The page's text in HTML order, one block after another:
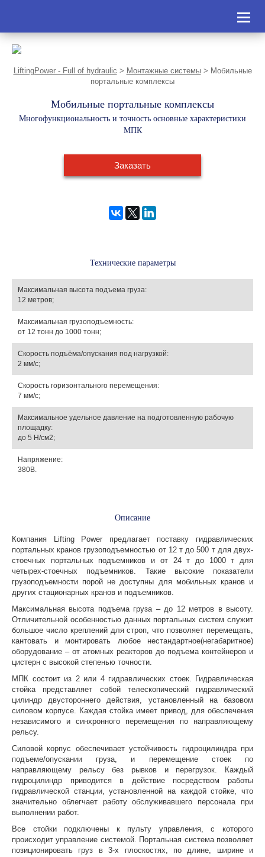
Toggle
LiftingPower - Full of hydraulic > Монтажные системы> Мобильные
портальные комплексы
Мобильные портальные комплексы
Многофункциональность и точность основные характеристики
МПК
Заказать
Технические параметры
Максимальная высота подъема груза:
12 метров;
Максимальная грузоподъемность:
от 12 тонн до 1000 тонн;
Скорость подъёма/опускания под нагрузкой:
2 мм/с;
Скорость горизонтального перемещения:
7 мм/с;
Максимальное удельное давление на подготовленную рабочую
площадку:
до 5 Н/см2;
Напряжение:
380В.
Описание
Компания Lifting Power предлагает поставку гидравлических
портальных кранов грузоподъемностью от 12 т до 500 т для двух-
стоечных портальных подъемников и от 24 т до 1000 т для
четырех-стоечных подъемников. Такие высокие показатели
грузоподъемности порой не доступны для мобильных кранов и
других стационарных кранов и подъемников.
Максимальная высота подъема груза – до 12 метров в высоту.
Отличительной особенностью данных портальных систем служит
большое число креплений для строп, что позволяет перемещать,
кантовать и монтировать любое нестандартное(негабаритное)
оборудование – от атомных реакторов до подъема контейнеров и
цистерн с высокой степенью точности.
МПК состоит из 2 или 4 гидравлических стоек. Гидравлическая
стойка представляет собой телескопический гидравлический
цилиндр двустороннего действия, установленный на базовом
силовом корпусе. Каждая стойка имеет привод, для обеспечения
независимого и синхронного перемещения по направляющему
рельсу.
Силовой корпус обеспечивает устойчивость гидроцилиндра при
подъеме/опускании груза, и перемещение стоек по
направляющему рельсу без рывков и перегрузок. Каждый
гидроцилиндр приводится в действие посредством работы
гидравлической станции, установленной на каждой стойке, что
значительно облегчает работу обслуживавшего персонала при
выполнении работ.
Все стойки подключены к пульту управления, с которого
происходит управление системой. Портальная система позволяет
позиционировать груз в 3-х плоскостях, по длине, ширине и